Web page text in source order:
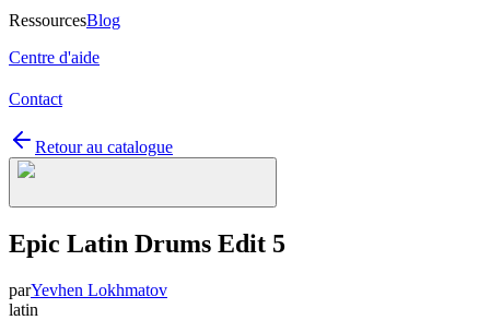
RessourcesBlog
Centre d'aide
Contact
Retour au catalogue
Epic Latin Drums Edit 5
parYevhen Lokhmatov
latin